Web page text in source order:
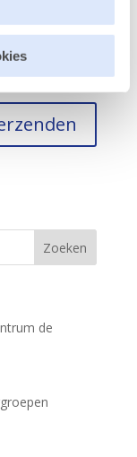
deze browser
plaats.
de